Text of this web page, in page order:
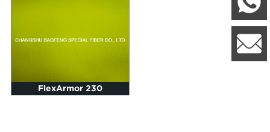
FlexArmor 230